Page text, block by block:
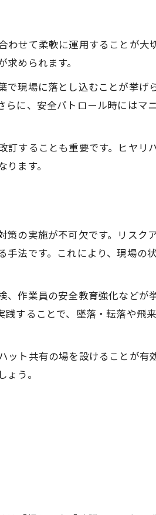
せて柔軟に運用することが大
められます。
現場に落とし込むことが挙げ
に、安全パトロール時にはマ
することも重要です。ヒヤリ
ます。
の実施が不可欠です。リスク
法です。これにより、現場の
作業員の安全教育強化などが挙
することで、墜落・転落や飛
ット共有の場を設けることが有
う。